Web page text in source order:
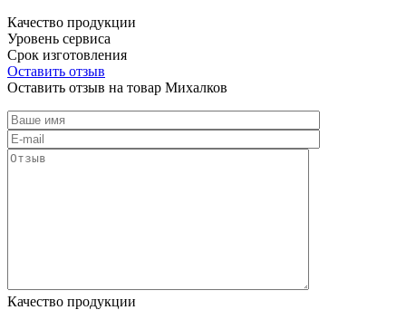
Качество продукции
Уровень сервиса
Срок изготовления
Оставить отзыв
Оставить отзыв на товар Михалков
Качество продукции